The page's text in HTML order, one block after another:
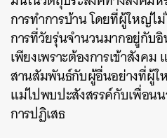
การทำการบ้าน โดยที่ผู้ใหญ่ไ
การที่วัยรุ่นจำนวนมากอยู่กับ
เพียงเพราะต้องการเข้าสังค
สานสัมพันธ์กับผู้อื่นอย่างที่ผู้ใ
แม่ไปพบปะสังสรรค์กับเพื่อน
การปฏิเสธ